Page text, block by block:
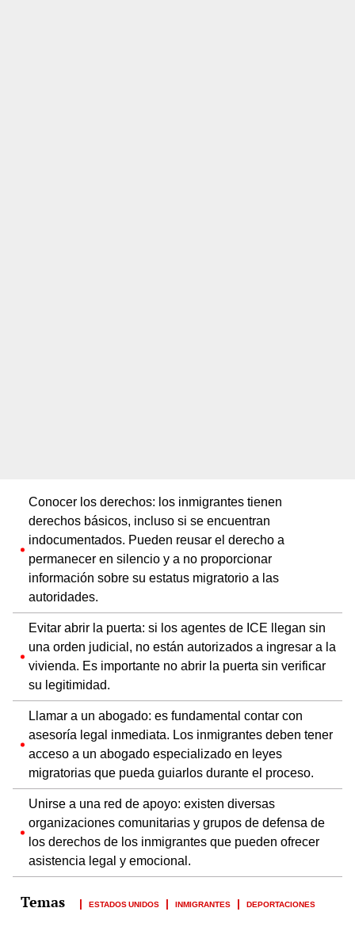
Conocer los derechos: los inmigrantes tienen
derechos básicos, incluso si se encuentran
indocumentados. Pueden reusar el derecho a
permanecer en silencio y a no proporcionar
información sobre su estatus migratorio a las
autoridades.
Evitar abrir la puerta: si los agentes de ICE llegan sin
una orden judicial, no están autorizados a ingresar a la
vivienda. Es importante no abrir la puerta sin verificar
su legitimidad.
Llamar a un abogado: es fundamental contar con
asesoría legal inmediata. Los inmigrantes deben tener
acceso a un abogado especializado en leyes
migratorias que pueda guiarlos durante el proceso.
Unirse a una red de apoyo: existen diversas
organizaciones comunitarias y grupos de defensa de
los derechos de los inmigrantes que pueden ofrecer
asistencia legal y emocional.
ESTADOS UNIDOS INMIGRANTES DEPORTACIONES